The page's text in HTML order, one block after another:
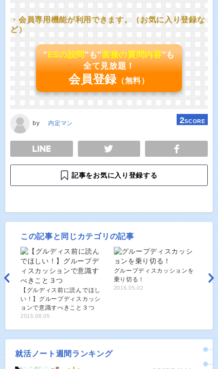
・会員専用機能が利用できます。（お気に入り登録な
ど）
"ESの設問"も"面接の質問内容"も
全て見放題！
会員登録 （無料）
by 内定マン 2SCORE
TWEET
記事をお気に入り登録する
この記事と同じカテゴリの記事
【グルディス前に読んでほし
い！】グループディスカッシ
ョンで意識すべきこと３つ
2015.08.05
グループディスカッションを
乗り切る！
2016.05.02
就活ノート週間ランキング